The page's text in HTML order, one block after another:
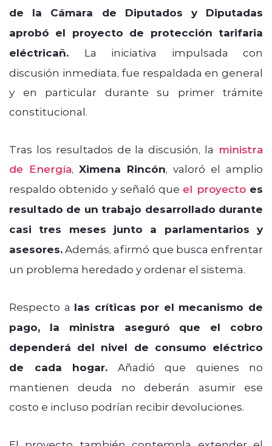
de la Cámara de Diputados y Diputadas
aprobó el proyecto de protección tarifaria
eléctricañ. La iniciativa impulsada con
discusión inmediata, fue respaldada en general
y en particular durante su primer trámite
constitucional.
Tras los resultados de la discusión, la ministra
de Energía, Ximena Rincón, valoró el amplio
respaldo obtenido y señaló que el proyectoes
resultado de un trabajo desarrollado durante
casi tres meses junto a parlamentarios y
asesores.Además, afirmó que busca enfrentar
un problema heredado y ordenar el sistema.
Respecto a las críticas por el mecanismo de
pago, la ministra aseguró que el cobro
dependerá del nivel de consumo eléctrico
de cada hogar. Añadió que quienes no
mantienen deuda no deberán asumir ese
costo e incluso podrían recibir devoluciones.